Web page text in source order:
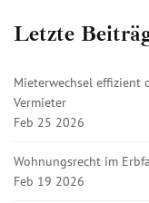
Letzte
Mieterwechsel effizient
Vermieter
Feb 25 2026
Wohnungsrecht im
Feb 19 2026